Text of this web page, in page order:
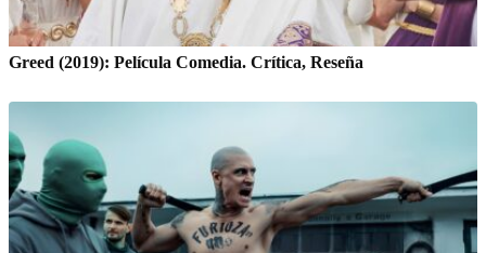
Greed (2019): Película Comedia. Crítica, Reseña